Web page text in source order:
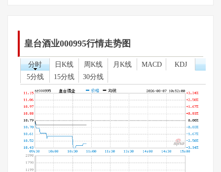
皇台酒业000995行情走势图
分时 日K线 周K线 月K线 MACD
KDJ
5分线
15分线 30分线